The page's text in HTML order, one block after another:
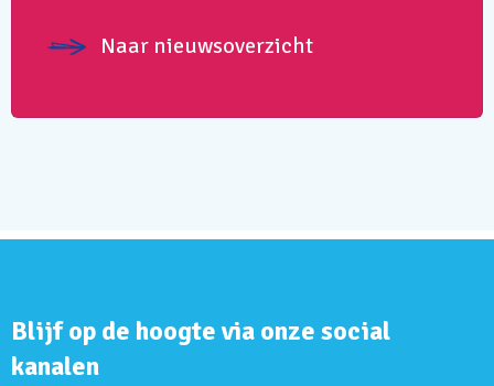
Naar nieuwsoverzicht
Blijf op de hoogte via onze social
kanalen